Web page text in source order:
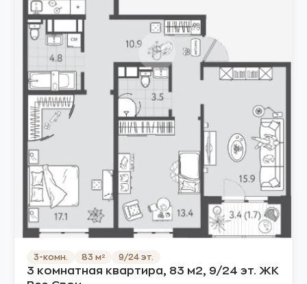
3-комн. 83 м² 9/24 эт.
3 комнатная квартира, 83 м2, 9/24 эт. ЖК